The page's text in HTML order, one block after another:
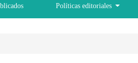
Políticas editoriales